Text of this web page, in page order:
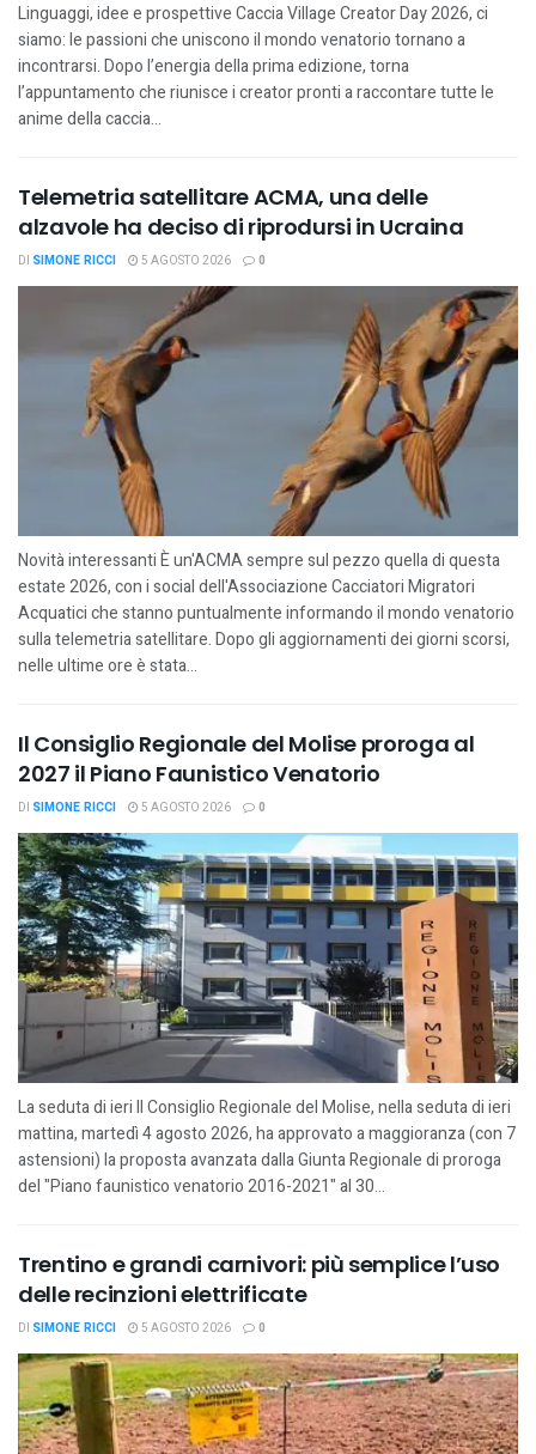
Linguaggi, idee e prospettive Caccia Village Creator Day 2026, ci
siamo: le passioni che uniscono il mondo venatorio tornano a
incontrarsi. Dopo l’energia della prima edizione, torna
l’appuntamento che riunisce i creator pronti a raccontare tutte le
anime della caccia...
Telemetria satellitare ACMA, una delle
alzavole ha deciso di riprodursi in Ucraina
DI SIMONE RICCI 5 AGOSTO 2026 0
Novità interessanti È un'ACMA sempre sul pezzo quella di questa
estate 2026, con i social dell'Associazione Cacciatori Migratori
Acquatici che stanno puntualmente informando il mondo venatorio
sulla telemetria satellitare. Dopo gli aggiornamenti dei giorni scorsi,
nelle ultime ore è stata...
Il Consiglio Regionale del Molise proroga al
2027 il Piano Faunistico Venatorio
DI SIMONE RICCI 5 AGOSTO 2026 0
La seduta di ieri Il Consiglio Regionale del Molise, nella seduta di ieri
mattina, martedì 4 agosto 2026, ha approvato a maggioranza (con 7
astensioni) la proposta avanzata dalla Giunta Regionale di proroga
del "Piano faunistico venatorio 2016-2021" al 30...
Trentino e grandi carnivori: più semplice l’uso
delle recinzioni elettrificate
DI SIMONE RICCI 5 AGOSTO 2026 0